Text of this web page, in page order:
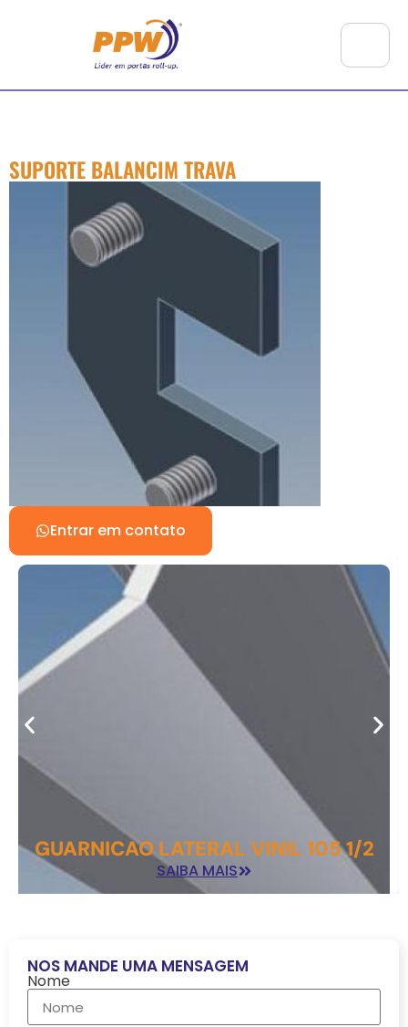
SUPORTE BALANCIM TRAVA
Entrar em contato
GUARNICAO LATERAL VINIL 105 1/2
SAIBA MAIS
NOS MANDE UMA MENSAGEM
Nome